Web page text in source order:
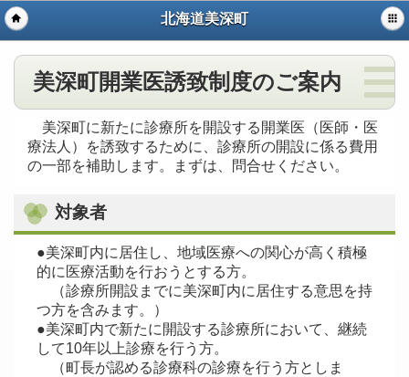
北海道美深町
美深町開業医誘致制度のご案内
美深町に新たに診療所を開設する開業医（医師・医
療法人）を誘致するために、診療所の開設に係る費用
の一部を補助します。まずは、問合せください。
対象者
●美深町内に居住し、地域医療への関心が高く積極
的に医療活動を行おうとする方。
（診療所開設までに美深町内に居住する意思を持
つ方を含みます。）
●美深町内で新たに開設する診療所において、継続
して10年以上診療を行う方。
（町長が認める診療科の診療を行う方としま